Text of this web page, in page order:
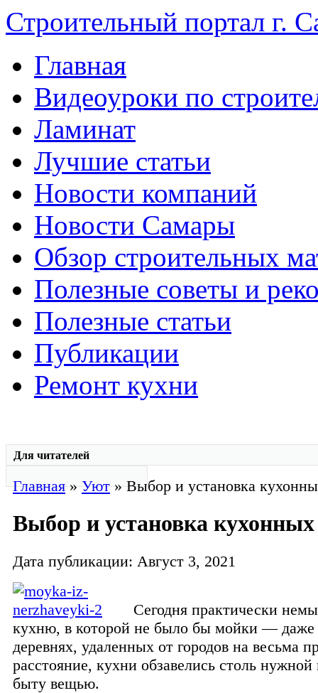
Строительный портал г.
Главная
Видеоуроки по
Ламинат
Лучшие статьи
Новости компаний
Новости Самары
Обзор строительных
Полезные советы и
Полезные статьи
Публикации
Ремонт кухни
Для читателей
Главная»Уют» Выбор и установка
Выбор и установка
Дата публикации: Август 3, 2021
Сегодня практически
кухню, в которой не было бы мойки — даже
деревнях, удаленных от городов на весьма
расстояние, кухни обзавелись столь
быту вещью.